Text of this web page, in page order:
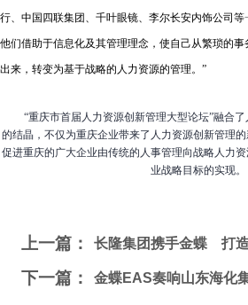
行、中国四联集团、千叶眼镜、李尔长安内饰公司等
他们借助于信息化及其管理理念，使自己从繁琐的
出来，转变为基于战略的人力资源的管理。”
“重庆市首届人力资源创新管理大型论坛”融合了
的结晶，不仅为重庆企业带来了人力资源创新管理
促进重庆的广大企业由传统的人事管理向战略人力
业战略目标的实现。
上一篇： 长隆集团携手金蝶 打
下一篇： 金蝶EAS奏响山东海化